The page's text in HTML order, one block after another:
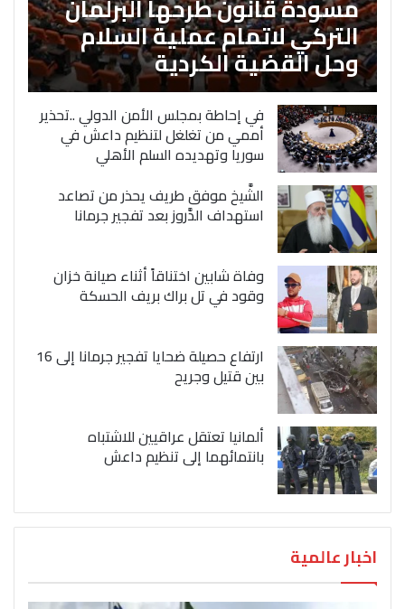
التركي لاتمام عملية السلام
وحل القضية الكردية
في إحاطة بمجلس الأمن الدولي ..تحذير
أممي من تغلغل لتنظيم داعش في
سوريا وتهديده السلم الأهلي
الشَّيخ موفق طريف يحذر من تصاعد
استهداف الدَّروز بعد تفجير جرمانا
وفاة شابين اختناقاً أثناء صيانة خزان
وقود في تل براك بريف الحسكة
ارتفاع حصيلة ضحايا تفجير جرمانا إلى 16
بين قتيل وجريح
ألمانيا تعتقل عراقيين للاشتباه
بانتمائهما إلى تنظيم داعش
اخبار عالمية